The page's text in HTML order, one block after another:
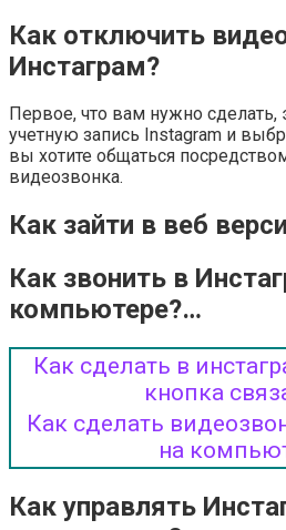
Как отключить
Инстаграм?
Первое, что вам нужно сделать,
учетную запись Instagram и
вы хотите общаться
видеозвонка.
Как зайти в веб
Как звонить в
компьютере?…
Как сделать в
кнопка
Как сделать
на
Как управлять